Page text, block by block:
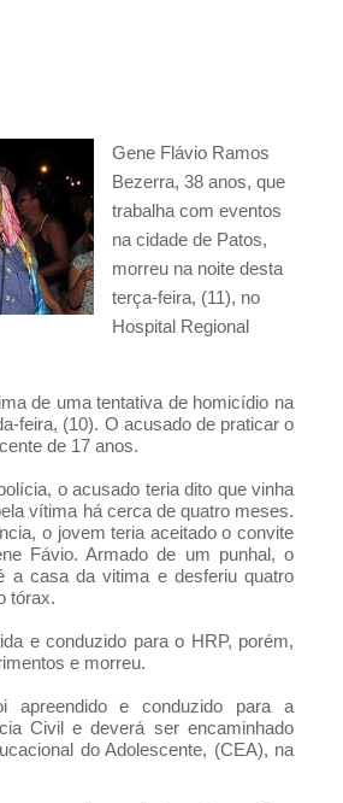
é realizado com sucesso nesta
sexta-feira
do Seridó - A vereadora Léia
teve suas contas referentes ao
2024 aprovadas pelo TCE da
Paraíba.
do Seridó - PB - Palmeiras de
do Seridó-PB - Gestão realiza a
kits de EPIs para os servidores da
de Infraestrutura
de Soledade é selecionado
projeto Nacional da Olympikus e
Vanderlei Cordeiro de Lima
Gene Flávio Ramos
Bezerra, 38 anos, que
trabalha com eventos
na cidade de Patos,
morreu na noite desta
terça-feira, (11), no
Hospital Regional
de uma tentativa de homicídio na
feira, (10). O acusado de praticar o
de 17 anos.
o acusado teria dito que vinha
vítima há cerca de quatro meses.
o jovem teria aceitado o convite
Fávio. Armado de um punhal, o
a casa da vitima e desferiu quatro
tórax.
e conduzido para o HRP, porém,
e morreu.
apreendido e conduzido para a
Civil e deverá ser encaminhado
do Adolescente, (CEA), na